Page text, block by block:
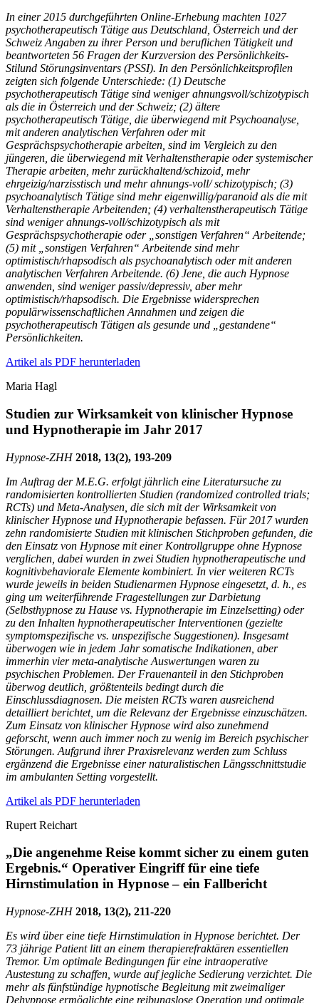
In einer 2015 durchgeführten Online-Erhebung machten 1027
psychotherapeutisch Tätige aus Deutschland, Österreich und der
Schweiz Angaben zu ihrer Person und beruflichen Tätigkeit und
beantworteten 56 Fragen der Kurzversion des Persönlichkeits-
Stilund Störungsinventars (PSSI). In den Persönlichkeitsprofilen
zeigten sich folgende Unterschiede: (1) Deutsche
psychotherapeutisch Tätige sind weniger ahnungsvoll/schizotypisch
als die in Österreich und der Schweiz; (2) ältere
psychotherapeutisch Tätige, die überwiegend mit Psychoanalyse,
mit anderen analytischen Verfahren oder mit
Gesprächspsychotherapie arbeiten, sind im Vergleich zu den
jüngeren, die überwiegend mit Verhaltenstherapie oder systemischer
Therapie arbeiten, mehr zurückhaltend/schizoid, mehr
ehrgeizig/narzisstisch und mehr ahnungs-voll/ schizotypisch; (3)
psychoanalytisch Tätige sind mehr eigenwillig/paranoid als die mit
Verhaltenstherapie Arbeitenden; (4) verhaltenstherapeutisch Tätige
sind weniger ahnungs-voll/schizotypisch als mit
Gesprächspsychotherapie oder „sonstigen Verfahren“ Arbeitende;
(5) mit „sonstigen Verfahren“ Arbeitende sind mehr
optimistisch/rhapsodisch als psychoanalytisch oder mit anderen
analytischen Verfahren Arbeitende. (6) Jene, die auch Hypnose
anwenden, sind weniger passiv/depressiv, aber mehr
optimistisch/rhapsodisch. Die Ergebnisse widersprechen
populärwissenschaftlichen Annahmen und zeigen die
psychotherapeutisch Tätigen als gesunde und „gestandene“
Persönlichkeiten.
Artikel als PDF herunterladen
Maria Hagl
Studien zur Wirksamkeit von klinischer Hypnose
und Hypnotherapie im Jahr 2017
Hypnose-ZHH2018, 13(2), 193-209
Im Auftrag der M.E.G. erfolgt jährlich eine Literatursuche zu
randomisierten kontrollierten Studien (randomized controlled trials;
RCTs) und Meta-Analysen, die sich mit der Wirksamkeit von
klinischer Hypnose und Hypnotherapie befassen. Für 2017 wurden
zehn randomisierte Studien mit klinischen Stichproben gefunden, die
den Einsatz von Hypnose mit einer Kontrollgruppe ohne Hypnose
verglichen, dabei wurden in zwei Studien hypnotherapeutische und
kognitivbehaviorale Elemente kombiniert. In vier weiteren RCTs
wurde jeweils in beiden Studienarmen Hypnose eingesetzt, d. h., es
ging um weiterführende Fragestellungen zur Darbietung
(Selbsthypnose zu Hause vs. Hypnotherapie im Einzelsetting) oder
zu den Inhalten hypnotherapeutischer Interventionen (gezielte
symptomspezifische vs. unspezifische Suggestionen). Insgesamt
überwogen wie in jedem Jahr somatische Indikationen, aber
immerhin vier meta-analytische Auswertungen waren zu
psychischen Problemen. Der Frauenanteil in den Stichproben
überwog deutlich, größtenteils bedingt durch die
Einschlussdiagnosen. Die meisten RCTs waren ausreichend
detailliert berichtet, um die Relevanz der Ergebnisse einzuschätzen.
Zum Einsatz von klinischer Hypnose wird also zunehmend
geforscht, wenn auch immer noch zu wenig im Bereich psychischer
Störungen. Aufgrund ihrer Praxisrelevanz werden zum Schluss
ergänzend die Ergebnisse einer naturalistischen Längsschnittstudie
im ambulanten Setting vorgestellt.
Artikel als PDF herunterladen
Rupert Reichart
„Die angenehme Reise kommt sicher zu einem guten
Ergebnis.“ Operativer Eingriff für eine tiefe
Hirnstimulation in Hypnose – ein Fallbericht
Hypnose-ZHH2018, 13(2), 211-220
Es wird über eine tiefe Hirnstimulation in Hypnose berichtet. Der
73 jährige Patient litt an einem therapierefraktären essentiellen
Tremor. Um optimale Bedingungen für eine intraoperative
Austestung zu schaffen, wurde auf jegliche Sedierung verzichtet. Die
mehr als fünfstündige hypnotische Begleitung mit zweimaliger
Dehypnose ermöglichte eine reibungslose Operation und optimale